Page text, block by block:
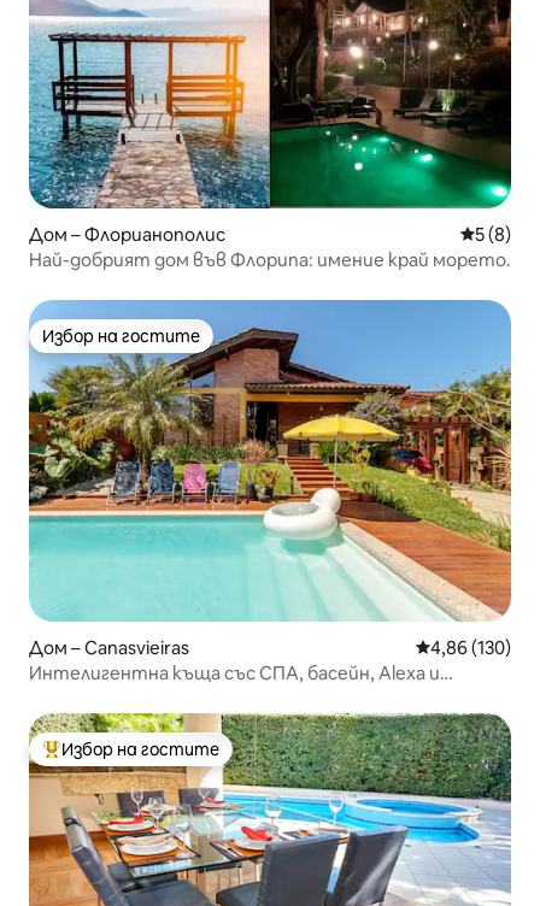
Дом – Флорианополис Средна
5 (8)
Най-добрият дом във Флорипа: имение край морето.
Избор на гостите
Избор на гостите
Дом – Canasvieiras Средна
4,86 (130)
Интелигентна къща със СПА, басейн, Alexa и
Най-популярен избор на гостите
Избор на гостите